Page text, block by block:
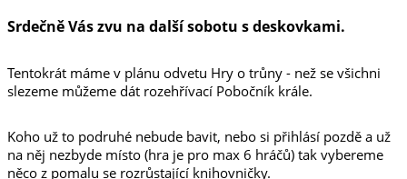
Srdečně Vás zvu na další sobotu s deskovkami.
Tentokrát máme v plánu odvetu Hry o trůny - než se všichni
slezeme můžeme dát rozehřívací Pobočník krále.
Koho už to podruhé nebude bavit, nebo si přihlásí pozdě a už
na něj nezbyde místo (hra je pro max 6 hráčů) tak vybereme
něco z pomalu se rozrůstající knihovničky.